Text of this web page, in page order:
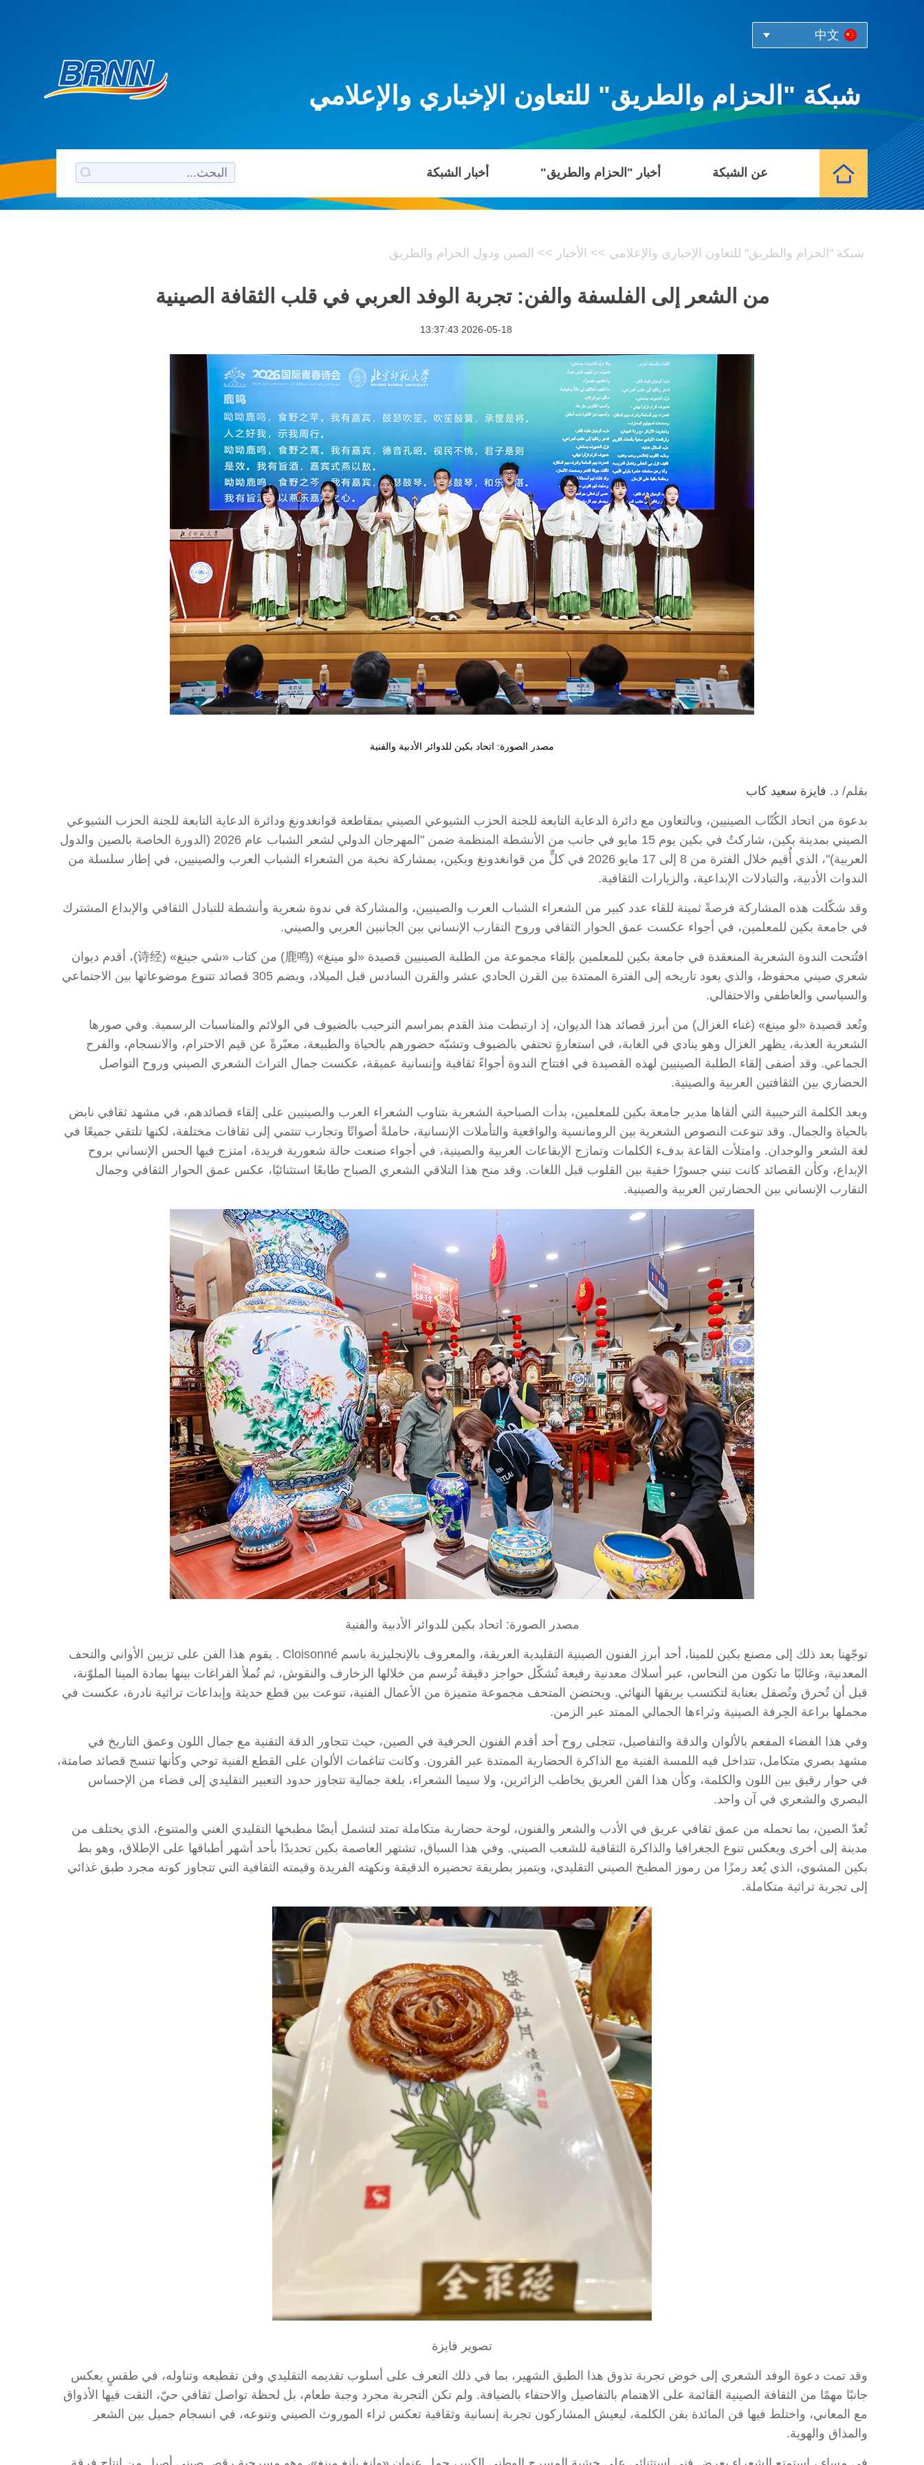
中文
شبكة "الحزام والطريق" للتعاون الإخباري والإعلامي
عن الشبكة أخبار "الحزام والطريق" أخبار الشبكة
شبكة "الحزام والطريق" للتعاون الإخباري والإعلامي >> الأخبار >> الصين ودول الحزام والطريق
من الشعر إلى الفلسفة والفن: تجربة الوفد العربي في قلب الثقافة الصينية
2026-05-18 13:37:43
مصدر الصورة: اتحاد بكين للدوائر الأدبية والفنية
بقلم/ د. فايزة سعيد كاب
بدعوة من اتحاد الكُتّاب الصينيين، وبالتعاون مع دائرة الدعاية التابعة للجنة الحزب الشيوعي الصيني بمقاطعة قوانغدونغ ودائرة الدعاية التابعة للجنة الحزب الشيوعي
الصيني بمدينة بكين، شاركتُ في بكين يوم 15 مايو في جانب من الأنشطة المنظمة ضمن "المهرجان الدولي لشعر الشباب عام 2026 (الدورة الخاصة بالصين والدول
العربية)"، الذي أُقيم خلال الفترة من 8 إلى 17 مايو 2026 في كلٍّ من قوانغدونغ وبكين، بمشاركة نخبة من الشعراء الشباب العرب والصينيين، في إطار سلسلة من
الندوات الأدبية، والتبادلات الإبداعية، والزيارات الثقافية.
وقد شكّلت هذه المشاركة فرصةً ثمينة للقاء عدد كبير من الشعراء الشباب العرب والصينيين، والمشاركة في ندوة شعرية وأنشطة للتبادل الثقافي والإبداع المشترك
في جامعة بكين للمعلمين، في أجواء عكست عمق الحوار الثقافي وروح التقارب الإنساني بين الجانبين العربي والصيني.
افتُتحت الندوة الشعرية المنعقدة في جامعة بكين للمعلمين بإلقاء مجموعة من الطلبة الصينيين قصيدة «لو مينغ» (鹿鸣) من كتاب «شي جينغ» (诗经)، أقدم ديوان
شعري صيني محفوظ، والذي يعود تاريخه إلى الفترة الممتدة بين القرن الحادي عشر والقرن السادس قبل الميلاد، ويضم 305 قصائد تتنوع موضوعاتها بين الاجتماعي
والسياسي والعاطفي والاحتفالي.
وتُعد قصيدة «لو مينغ» (غناء الغزال) من أبرز قصائد هذا الديوان، إذ ارتبطت منذ القدم بمراسم الترحيب بالضيوف في الولائم والمناسبات الرسمية. وفي صورها
الشعرية العذبة، يظهر الغزال وهو ينادي في الغابة، في استعارةٍ تحتفي بالضيوف وتشبّه حضورهم بالحياة والطبيعة، معبّرةً عن قيم الاحترام، والانسجام، والفرح
الجماعي. وقد أضفى إلقاء الطلبة الصينيين لهذه القصيدة في افتتاح الندوة أجواءً ثقافية وإنسانية عميقة، عكست جمال التراث الشعري الصيني وروح التواصل
الحضاري بين الثقافتين العربية والصينية.
وبعد الكلمة الترحيبية التي ألقاها مدير جامعة بكين للمعلمين، بدأت الصباحية الشعرية بتناوب الشعراء العرب والصينيين على إلقاء قصائدهم، في مشهد ثقافي نابض
بالحياة والجمال. وقد تنوعت النصوص الشعرية بين الرومانسية والواقعية والتأملات الإنسانية، حاملةً أصواتًا وتجارب تنتمي إلى ثقافات مختلفة، لكنها تلتقي جميعًا في
لغة الشعر والوجدان. وامتلأت القاعة بدفء الكلمات وتمازج الإيقاعات العربية والصينية، في أجواء صنعت حالة شعورية فريدة، امتزج فيها الحس الإنساني بروح
الإبداع، وكأن القصائد كانت تبني جسورًا خفية بين القلوب قبل اللغات. وقد منح هذا التلاقي الشعري الصباح طابعًا استثنائيًا، عكس عمق الحوار الثقافي وجمال
التقارب الإنساني بين الحضارتين العربية والصينية.
مصدر الصورة: اتحاد بكين للدوائر الأدبية والفنية
توجّهنا بعد ذلك إلى مصنع بكين للمينا، أحد أبرز الفنون الصينية التقليدية العريقة، والمعروف بالإنجليزية باسم Cloisonné . يقوم هذا الفن على تزيين الأواني والتحف
المعدنية، وغالبًا ما تكون من النحاس، عبر أسلاك معدنية رفيعة تُشكّل حواجز دقيقة تُرسم من خلالها الزخارف والنقوش، ثم تُملأ الفراغات بينها بمادة المينا الملوّنة،
قبل أن تُحرق وتُصقل بعناية لتكتسب بريقها النهائي. ويحتضن المتحف مجموعة متميزة من الأعمال الفنية، تنوعت بين قطع حديثة وإبداعات تراثية نادرة، عكست في
مجملها براعة الحِرفة الصينية وثراءها الجمالي الممتد عبر الزمن.
وفي هذا الفضاء المفعم بالألوان والدقة والتفاصيل، تتجلى روح أحد أقدم الفنون الحرفية في الصين، حيث تتجاور الدقة التقنية مع جمال اللون وعمق التاريخ في
مشهد بصري متكامل، تتداخل فيه اللمسة الفنية مع الذاكرة الحضارية الممتدة عبر القرون. وكانت تناغمات الألوان على القطع الفنية توحي وكأنها تنسج قصائد صامتة،
في حوار رقيق بين اللون والكلمة، وكأن هذا الفن العريق يخاطب الزائرين، ولا سيما الشعراء، بلغة جمالية تتجاوز حدود التعبير التقليدي إلى فضاء من الإحساس
البصري والشعري في آن واحد.
تُعدّ الصين، بما تحمله من عمق ثقافي عريق في الأدب والشعر والفنون، لوحة حضارية متكاملة تمتد لتشمل أيضًا مطبخها التقليدي الغني والمتنوع، الذي يختلف من
مدينة إلى أخرى ويعكس تنوع الجغرافيا والذاكرة الثقافية للشعب الصيني. وفي هذا السياق، تشتهر العاصمة بكين تحديدًا بأحد أشهر أطباقها على الإطلاق، وهو بط
بكين المشوي، الذي يُعد رمزًا من رموز المطبخ الصيني التقليدي، ويتميز بطريقة تحضيره الدقيقة ونكهته الفريدة وقيمته الثقافية التي تتجاوز كونه مجرد طبق غذائي
إلى تجربة تراثية متكاملة.
تصوير فايزة
وقد تمت دعوة الوفد الشعري إلى خوض تجربة تذوق هذا الطبق الشهير، بما في ذلك التعرف على أسلوب تقديمه التقليدي وفن تقطيعه وتناوله، في طقسٍ يعكس
جانبًا مهمًا من الثقافة الصينية القائمة على الاهتمام بالتفاصيل والاحتفاء بالضيافة. ولم تكن التجربة مجرد وجبة طعام، بل لحظة تواصل ثقافي حيّ، التقت فيها الأذواق
مع المعاني، واختلط فيها فن المائدة بفن الكلمة، ليعيش المشاركون تجربة إنسانية وثقافية تعكس ثراء الموروث الصيني وتنوعه، في انسجام جميل بين الشعر
والمذاق والهوية.